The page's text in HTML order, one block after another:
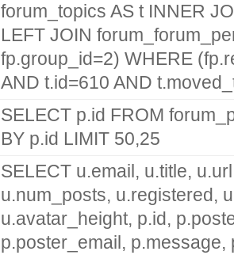
forum_topics AS t INNER
LEFT JOIN
fp.group_id=2) WHERE
AND t.id=610 AND
SELECT p.id FROM
BY p.id LIMIT 50,25
SELECT u.email, u.title,
u.num_posts, u.registered,
u.avatar_height, p.id,
p.poster_email,